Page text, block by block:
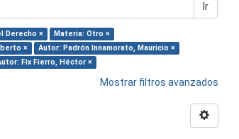
Ir
Derecho ×
Materia: Otro ×
×
Autor: Padrón Innamorato, Mauricio ×
Fix Fierro, Héctor ×
Mostrar filtros avanzados